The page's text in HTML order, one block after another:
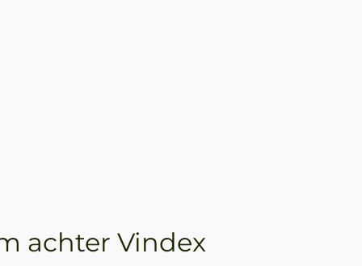
achter Vindex